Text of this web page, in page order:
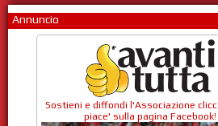
Annuncio
Sostieni e diffondi l'Associazione
piace' sulla pagina Facebook!